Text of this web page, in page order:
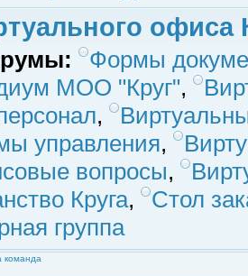
офиса
Формы
МОО "Круг",
,
управления,
вопросы,
Круга,
Стол
группа
команда